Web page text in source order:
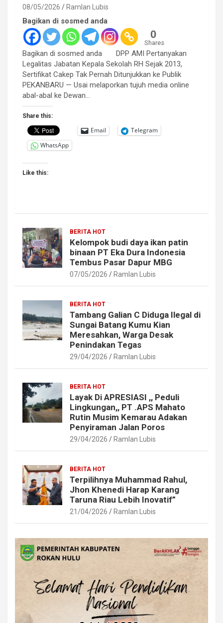
08/05/2026 Ramlan Lubis
Bagikan di sosmed anda
0
Shares
Bagikan di sosmed anda DPP AMI Pertanyakan
Legalitas Jabatan Kepala Sekolah RH Sejak 2013,
Sertifikat Cakep Tak Pernah Ditunjukkan ke Publik
PEKANBARU — Usai melaporkan tujuh media online
abal-abal ke Dewan…
Share this:
Email
Telegram
WhatsApp
Like this:
BERITA HOT
Kelompok budi daya ikan patin
binaan PT Eka Dura Indonesia
Tembus Pasar Dapur MBG
07/05/2026 Ramlan Lubis
BERITA HOT
Tambang Galian C Diduga Ilegal di
Sungai Batang Kumu Kian
Meresahkan, Warga Desak
Penindakan Tegas
29/04/2026 Ramlan Lubis
BERITA HOT
Layak Di APRESIASI ,, Peduli
Lingkungan,, PT .APS Mahato
Rutin Musim Kemarau Adakan
Penyiraman Jalan Poros
29/04/2026 Ramlan Lubis
BERITA HOT
Terpilihnya Muhammad Rahul,
Jhon Khenedi Harap Karang
Taruna Riau Lebih Inovatif”
21/04/2026 Ramlan Lubis